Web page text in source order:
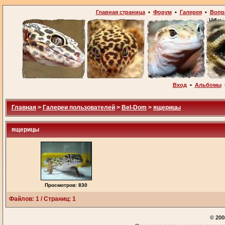
Главная страница• Форум• Галерея•
Вход • Альбомы
Главная > Галереи пользователей > Bel-Dom > ящерицы
ящерицы
Просмотров: 830
Файлов: 1 / Страниц: 1
©